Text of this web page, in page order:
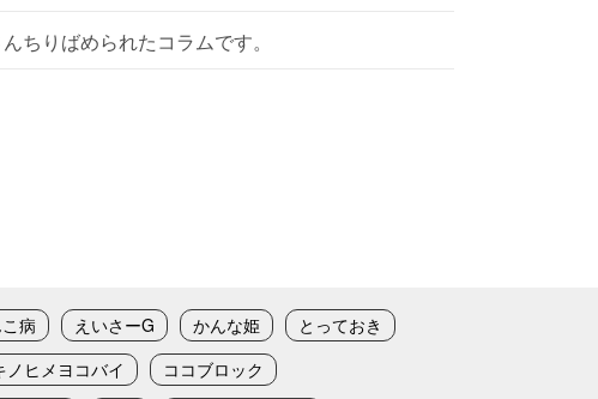
ちりばめられたコラムです。
病 えいさーG かんな姫
とっておき
ノヒメヨコバイ
ココブロック